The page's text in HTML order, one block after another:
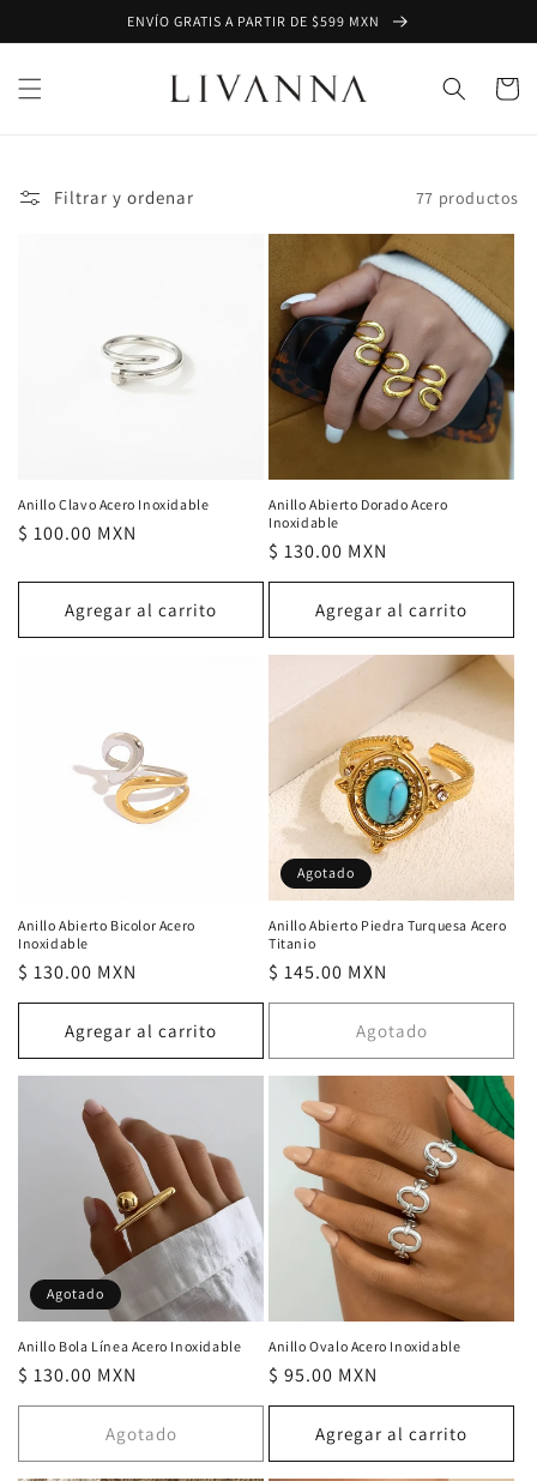
directamente
al contenido
ENVÍO GRATIS A PARTIR DE $599 MXN
Carrito
Filtrar y ordenar 77 productos
Anillo Clavo Acero Inoxidable
Precio
$ 100.00 MXN
Agregar al carrito
Anillo Abierto Dorado Acero
Inoxidable
Precio
habitual
$ 130.00 MXN
Agregar al carrito
Anillo Abierto Bicolor Acero
Inoxidable
Precio
habitual
$ 130.00 MXN
Agregar al carrito
Agotado
Anillo Abierto Piedra Turquesa Acero
Titanio
Precio
habitual
$ 145.00 MXN
Agotado
Agotado
Anillo Bola Línea Acero Inoxidable
Precio
habitual
$ 130.00 MXN
Agotado
Anillo Ovalo Acero Inoxidable
Precio
habitual
$ 95.00 MXN
Agregar al carrito